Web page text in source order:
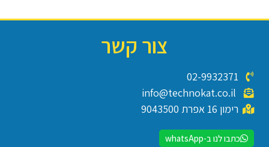
צור קשר
02-9932371
רימון 16 אפרת 9043500
כתבו לנו ב-whatsApp